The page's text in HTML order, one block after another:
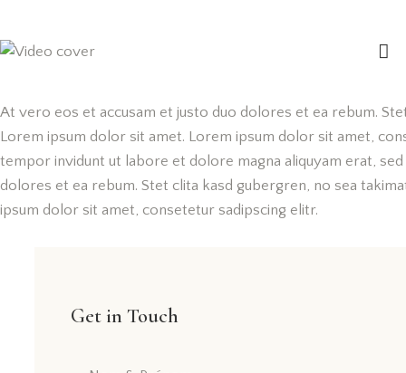
At vero eos et accusam et justo duo dolores et ea rebum.
Lorem ipsum dolor sit amet. Lorem ipsum dolor sit amet,
tempor invidunt ut labore et dolore magna aliquyam erat,
dolores et ea rebum. Stet clita kasd gubergren, no sea
ipsum dolor sit amet, consetetur sadipscing elitr.
Get in Touch